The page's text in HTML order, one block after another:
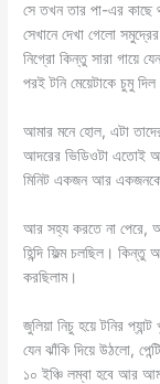
সে তখন তার পা-এর কাছে
সেখানে দেখা গেলো
নিগ্রো কিন্তু সারা গায়ে
পরই টনি মেয়েটাকে চুমু
আমার মনে হোল, এটা
আদরের ভিডিওটা এতোই
মিনিট একজন আর একজনকে
আর সহ্য করতে না পেরে,
হিন্দি ফিল্ম চলছিল।
করছিলাম।
জুলিয়া নিচু হয়ে টনির
যেন ঝাঁকি দিয়ে উঠলো,
১০ ইঞ্চি লম্বা হবে আর